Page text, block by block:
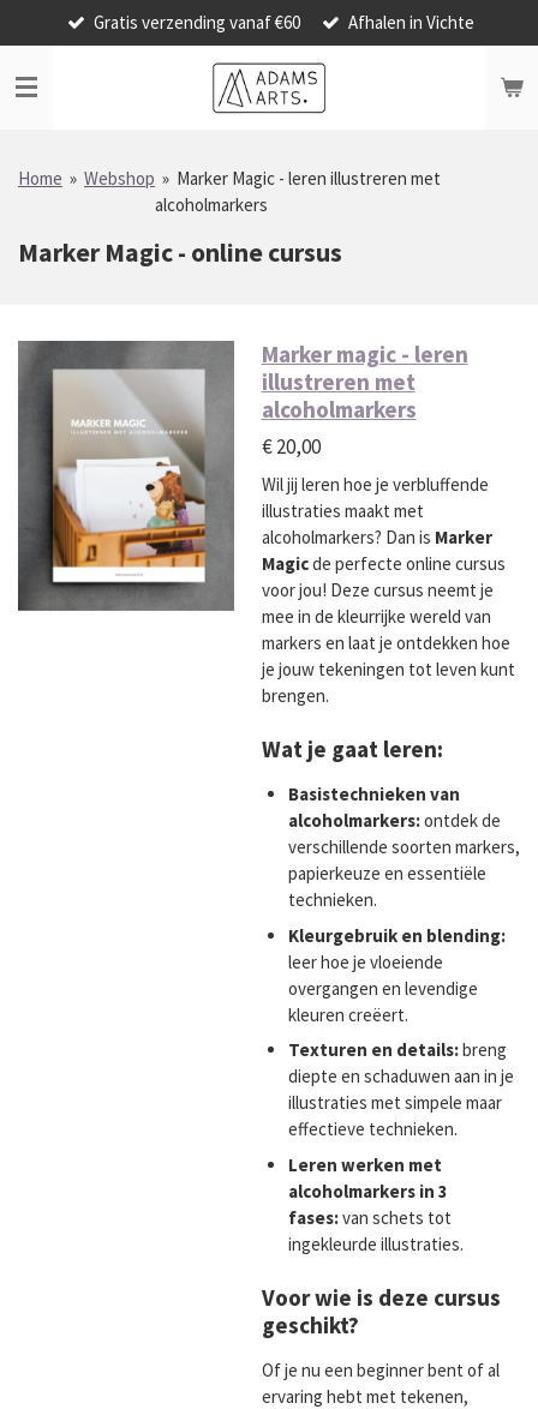
direct
naar
de
Gratis verzending vanaf €60 Afhalen in Vichte
Home » Webshop » Marker Magic - leren illustreren met
alcoholmarkers
Marker Magic - online cursus
Marker magic - leren
illustreren met
alcoholmarkers
€ 20,00
Wil jij leren hoe je verbluffende
illustraties maakt met
alcoholmarkers? Dan is Marker
Magicde perfecte online cursus
voor jou! Deze cursus neemt je
mee in de kleurrijke wereld van
markers en laat je ontdekken hoe
je jouw tekeningen tot leven kunt
brengen.
Wat je gaat leren:
Basistechnieken van
alcoholmarkers:ontdek de
verschillende soorten markers,
papierkeuze en essentiële
technieken.
Kleurgebruik en blending:
leer hoe je vloeiende
overgangen en levendige
kleuren creëert.
Texturen en details:breng
diepte en schaduwen aan in je
illustraties met simpele maar
effectieve technieken.
Leren werken met
alcoholmarkers in 3
fases:van schets tot
ingekleurde illustraties.
Voor wie is deze cursus
geschikt?
Of je nu een beginner bent of al
ervaring hebt met tekenen,